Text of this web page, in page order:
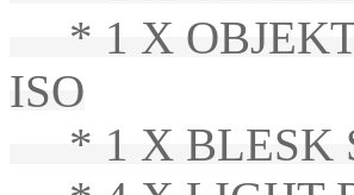
* 1 X
ISO
* 1 X BLESK